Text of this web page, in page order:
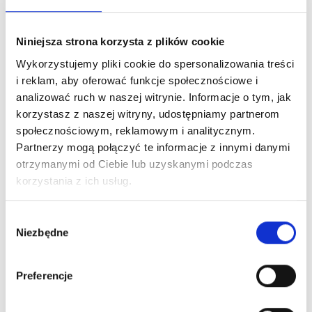
Niniejsza strona korzysta z plików cookie
Wykorzystujemy pliki cookie do spersonalizowania treści
i reklam, aby oferować funkcje społecznościowe i
analizować ruch w naszej witrynie. Informacje o tym, jak
korzystasz z naszej witryny, udostępniamy partnerom
społecznościowym, reklamowym i analitycznym.
Partnerzy mogą połączyć te informacje z innymi danymi
otrzymanymi od Ciebie lub uzyskanymi podczas
korzystania z ich usług.
zgody
Niezbędne
Preferencje
BRUNO BANANI MAGIC MAN EDT
DEZODORANTY DLA KOBIET
Zaloguj się, aby zobaczyć cenę
BRUNO BANANI MAGIC WOMAN DEO SPRAY 150ML